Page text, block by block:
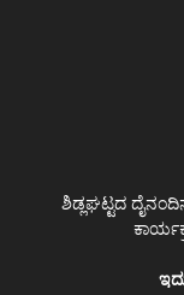
ಶಿಡ್ಲಘಟ್ಟದ